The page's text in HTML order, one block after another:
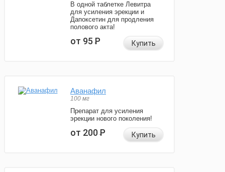
В одной таблетке Левитра
для усиления эрекции и
Дапоксетин для продления
полового акта!
от 95Р Купить
Аванафил
100 мг
Препарат для усиления
эрекции нового поколения!
от 200Р Купить